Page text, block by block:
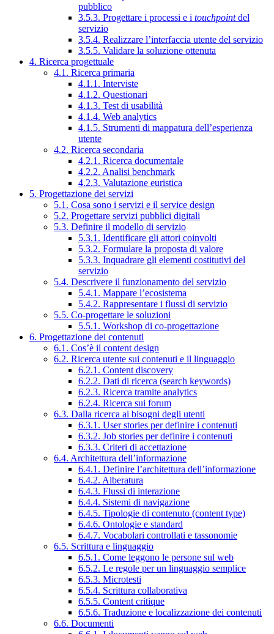
pubblico
3.5.3. Progettare i processi e i touchpointdel
servizio
3.5.4. Realizzare l’interfaccia utente del servizio
3.5.5. Validare la soluzione ottenuta
4. Ricerca progettuale
4.1. Ricerca primaria
4.1.1. Interviste
4.1.2. Questionari
4.1.3. Test di usabilità
4.1.4. Web analytics
4.1.5. Strumenti di mappatura dell’esperienza
utente
4.2. Ricerca secondaria
4.2.1. Ricerca documentale
4.2.2. Analisi benchmark
4.2.3. Valutazione euristica
5. Progettazione dei servizi
5.1. Cosa sono i servizi e il service design
5.2. Progettare servizi pubblici digitali
5.3. Definire il modello di servizio
5.3.1. Identificare gli attori coinvolti
5.3.2. Formulare la proposta di valore
5.3.3. Inquadrare gli elementi costitutivi del
servizio
5.4. Descrivere il funzionamento del servizio
5.4.1. Mappare l’ecosistema
5.4.2. Rappresentare i flussi di servizio
5.5. Co-progettare le soluzioni
5.5.1. Workshop di co-progettazione
6. Progettazione dei contenuti
6.1. Cos’è il content design
6.2. Ricerca utente sui contenuti e il linguaggio
6.2.1. Content discovery
6.2.2. Dati di ricerca (search keywords)
6.2.3. Ricerca tramite analytics
6.2.4. Ricerca sui forum
6.3. Dalla ricerca ai bisogni degli utenti
6.3.1. User stories per definire i contenuti
6.3.2. Job stories per definire i contenuti
6.3.3. Criteri di accettazione
6.4. Architettura dell’informazione
6.4.1. Definire l’architettura dell’informazione
6.4.2. Alberatura
6.4.3. Flussi di interazione
6.4.4. Sistemi di navigazione
6.4.5. Tipologie di contenuto (content type)
6.4.6. Ontologie e standard
6.4.7. Vocabolari controllati e tassonomie
6.5. Scrittura e linguaggio
6.5.1. Come leggono le persone sul web
6.5.2. Le regole per un linguaggio semplice
6.5.3. Microtesti
6.5.4. Scrittura collaborativa
6.5.5. Content critique
6.5.6. Traduzione e localizzazione dei contenuti
6.6. Documenti